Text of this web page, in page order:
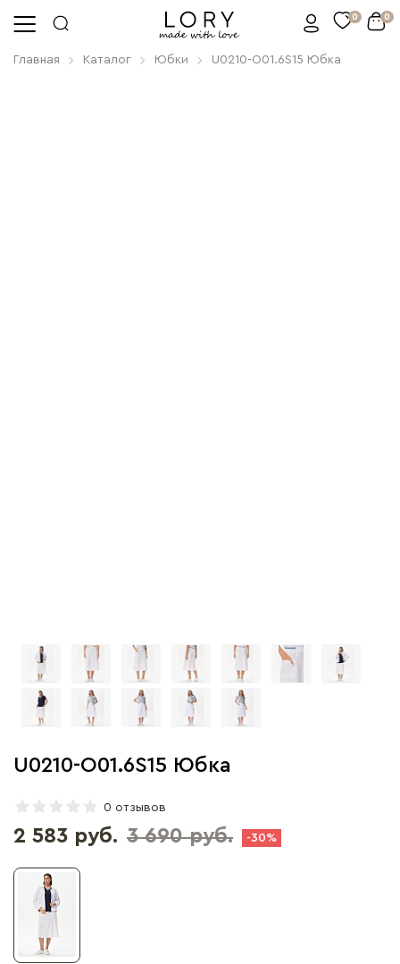
0 0
Главная Каталог Юбки U0210-O01.6S15 Юбка
U0210-O01.6S15 Юбка
0 отзывов
2 583 руб. 3 690 руб. -30%